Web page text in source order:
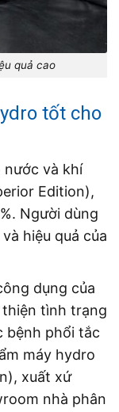
quả cao
tốt cho
nước và khí
Edition),
Người dùng
hiệu quả của
dụng của
tình trạng
bệnh phổi tắc
máy hydro
xuất xứ
nhà phân